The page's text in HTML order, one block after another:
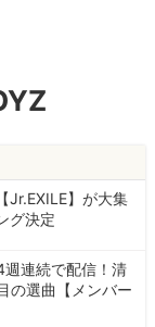
Jr.EXILE】が大集
グ決定
週連続で配信！清
の選曲【メンバー